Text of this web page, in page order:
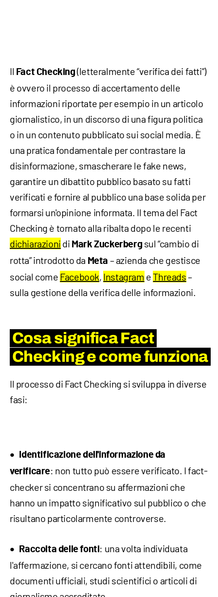
Il Fact Checking(letteralmente “verifica dei fatti”)
è ovvero il processo di accertamento delle
informazioni riportate per esempio in un articolo
giornalistico, in un discorso di una figura politica
o in un contenuto pubblicato sui social media. È
una pratica fondamentale per contrastare la
disinformazione, smascherare le fake news,
garantire un dibattito pubblico basato su fatti
verificati e fornire al pubblico una base solida per
formarsi un'opinione informata. Il tema del Fact
Checking è tornato alla ribalta dopo le recenti
dichiarazioni di Mark Zuckerbergsul “cambio di
rotta” introdotto da Meta – azienda che gestisce
social come Facebook, Instagram eThreads–
sulla gestione della verifica delle informazioni.
Cosa significa Fact
Checking e come funziona
Il processo di Fact Checking si sviluppa in diverse
fasi:
Identificazione dell'informazione da
verificare: non tutto può essere verificato. I fact-
checker si concentrano su affermazioni che
hanno un impatto significativo sul pubblico o che
risultano particolarmente controverse.
Raccolta delle fonti: una volta individuata
l'affermazione, si cercano fonti attendibili, come
documenti ufficiali, studi scientifici o articoli di